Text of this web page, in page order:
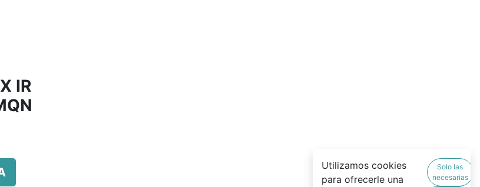
IR
Utilizamos cookies
para ofrecerle una
Solo las
necesarias